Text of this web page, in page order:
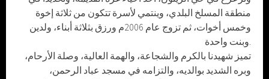
منطقة المسلخ البلدي، وينتمي لأسرة تتكون من ثلاثة إخوة
وخمس أخوات، ثم تزوج عام 2006م ورزق بثلاثة أبناء، ولدين
تميز شهيدنا بالكرم والشجاعة، والهمة العالية، وصلة الأرحام،
وبره الشديد بوالديه، والتزامه في مسجد عباد الرحمن،